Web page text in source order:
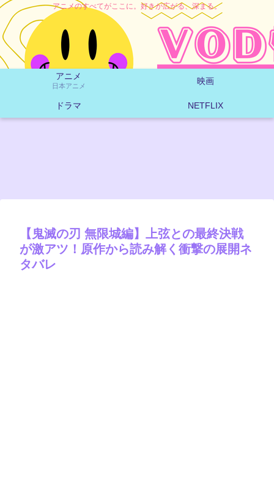
アニメのすべてがここに。好きが広がる、深まる。
アニメ
日本アニメ 映画
ドラマ NETFLIX
【鬼滅の刃 無限城編】上弦との最終決戦
が激アツ！原作から読み解く衝撃の展開ネ
タバレ